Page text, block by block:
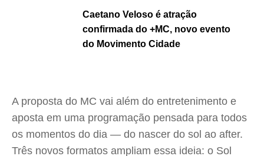
Caetano Veloso é atração
confirmada do +MC, novo evento
do Movimento Cidade
A proposta do MC vai além do entretenimento e
aposta em uma programação pensada para todos
os momentos do dia — do nascer do sol ao after.
Três novos formatos ampliam essa ideia: o Sol